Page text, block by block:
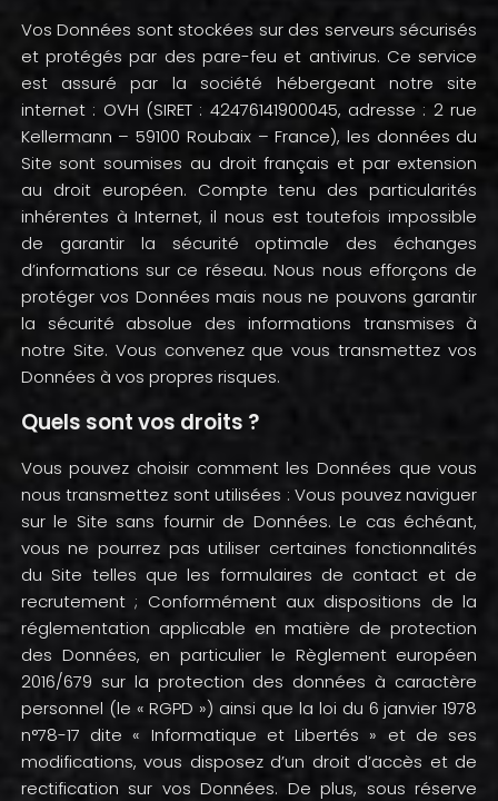
Vos Données sont stockées sur des serveurs sécurisés
et protégés par des pare-feu et antivirus. Ce service
est assuré par la société hébergeant notre site
internet : OVH (SIRET : 42476141900045, adresse : 2 rue
Kellermann – 59100 Roubaix – France), les données du
Site sont soumises au droit français et par extension
au droit européen. Compte tenu des particularités
inhérentes à Internet, il nous est toutefois impossible
de garantir la sécurité optimale des échanges
d’informations sur ce réseau. Nous nous efforçons de
protéger vos Données mais nous ne pouvons garantir
la sécurité absolue des informations transmises à
notre Site. Vous convenez que vous transmettez vos
Données à vos propres risques.
Quels sont vos droits ?
Vous pouvez choisir comment les Données que vous
nous transmettez sont utilisées : Vous pouvez naviguer
sur le Site sans fournir de Données. Le cas échéant,
vous ne pourrez pas utiliser certaines fonctionnalités
du Site telles que les formulaires de contact et de
recrutement ; Conformément aux dispositions de la
réglementation applicable en matière de protection
des Données, en particulier le Règlement européen
2016/679 sur la protection des données à caractère
personnel (le « RGPD ») ainsi que la loi du 6 janvier 1978
n°78-17 dite « Informatique et Libertés » et de ses
modifications, vous disposez d’un droit d’accès et de
rectification sur vos Données. De plus, sous réserve